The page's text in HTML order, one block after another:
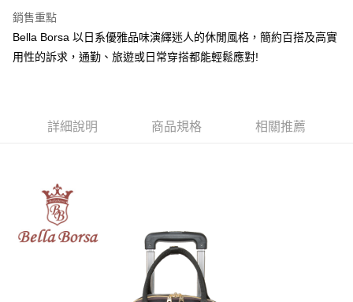
元大商業銀行
台新國際商業銀行
中國信託商業銀行
台灣樂天信用卡公司
聯邦商業銀行
元大商業銀行
永豐商業銀行
玉山商業銀行
星展（台灣）商業銀行
悠遊付
Google Pay
1.本服務由台灣大哥大提供，台灣大哥大用戶可立即使用無須另外申請。
2.付款方式選擇「大哥付你分期」，訂單成立後會自動跳轉到大哥付的交易
4.訂單成立30分鐘內，如未前往確認交易或遇審核未通過，訂單將自動取
消。如遇「轉專審核」未通過狀況，表示未達大哥付你分期系統評分，恕無
法說明評估內容。
【繳款方式說明】
1.分期款項不併入電信帳單，「大哥付你分期」於每月結算日後寄送繳費提
2.透過簡訊連結打開帳單後，可選擇「超商條碼／台灣大直營門市／銀行轉
帳／街口支付／iPASS MONEY」等通路繳費。
相關說明
便利好安心！
１．簡單：不需註冊會員、不需綁卡、不需儲值。
２．便利：只要手機號碼，簡訊認證，即可結帳。
３．安心：先確認商品／服務後，再付款。
【「AFTEE先享後付」結帳流程】
１．於結帳方式選擇「AFTEE先享後付」後，將跳轉至「AFTEE先享後付」
結帳頁面，進行簡訊認證並確認金額後，即可完成結帳。
２．訂單成立數日內，您將收到繳費通知簡訊。
運送方式
宅配
每筆NT$80，滿NT$1,000(含以上)免運費
銷售重點
Bella Borsa 以日系優雅品味演繹迷人的休閒風格，簡約百搭及高實
用性的訴求，通勤、旅遊或日常穿搭都能輕鬆應對!
詳細說明 商品規格 相關推薦